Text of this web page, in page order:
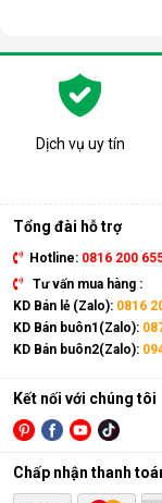
Dịch vụ uy tín
Tổng đài hỗ trợ
Hotline: 0816 200
Tư vấn mua hàng :
KD Bán lẻ (Zalo): 0816
KD Bán buôn1(Zalo):
KD Bán buôn2(Zalo):
Kết nối với chúng tôi
Chấp nhận thanh